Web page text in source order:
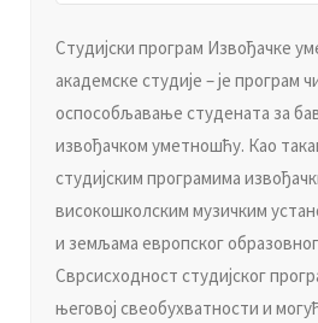
Студијски програм Извoђaчкe
академске студије – је програм
оспособљавање студената за
извођачком уметношћу. Као
студијским програмима
високошколским музичким
и земљама европског
Сврсисходност студијског
његовој свеобухватности и